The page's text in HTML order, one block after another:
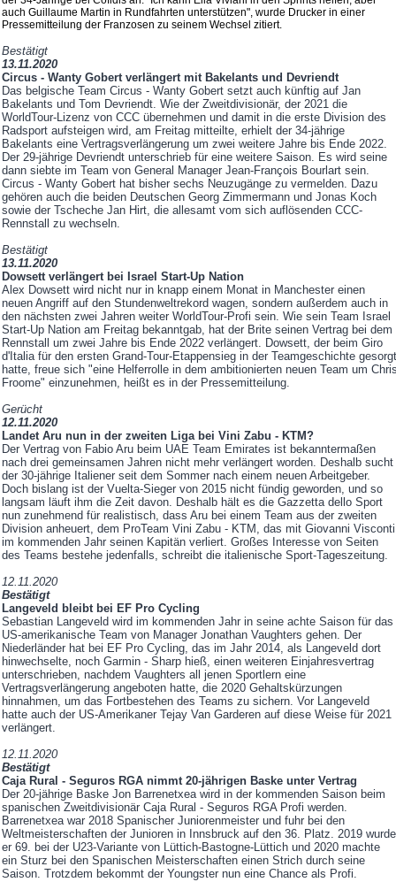
auch Guillaume Martin in Rundfahrten unterstützen", wurde Drucker in einer
Pressemitteilung der Franzosen zu seinem Wechsel zitiert.
Bestätigt
13.11.2020
Circus - Wanty Gobert verlängert mit Bakelants und Devriendt
Das belgische Team Circus - Wanty Gobert setzt auch künftig auf Jan
Bakelants und Tom Devriendt. Wie der Zweitdivisionär, der 2021 die
WorldTour-Lizenz von CCC übernehmen und damit in die erste Division des
Radsport aufsteigen wird, am Freitag mitteilte, erhielt der 34-jährige
Bakelants eine Vertragsverlängerung um zwei weitere Jahre bis Ende 2022.
Der 29-jährige Devriendt unterschrieb für eine weitere Saison. Es wird seine
dann siebte im Team von General Manager Jean-François Bourlart sein.
Circus - Wanty Gobert hat bisher sechs Neuzugänge zu vermelden. Dazu
gehören auch die beiden Deutschen Georg Zimmermann und Jonas Koch
sowie der Tscheche Jan Hirt, die allesamt vom sich auflösenden CCC-
Rennstall zu wechseln.
Bestätigt
13.11.2020
Dowsett verlängert bei Israel Start-Up Nation
Alex Dowsett wird nicht nur in knapp einem Monat in Manchester einen
neuen Angriff auf den Stundenweltrekord wagen, sondern außerdem auch in
den nächsten zwei Jahren weiter WorldTour-Profi sein. Wie sein Team Israel
Start-Up Nation am Freitag bekanntgab, hat der Brite seinen Vertrag bei dem
Rennstall um zwei Jahre bis Ende 2022 verlängert. Dowsett, der beim Giro
d'Italia für den ersten Grand-Tour-Etappensieg in der Teamgeschichte gesorgt
hatte, freue sich "eine Helferrolle in dem ambitionierten neuen Team um
Froome" einzunehmen, heißt es in der Pressemitteilung.
Gerücht
12.11.2020
Landet Aru nun in der zweiten Liga bei Vini Zabu - KTM?
Der Vertrag von Fabio Aru beim UAE Team Emirates ist bekanntermaßen
nach drei gemeinsamen Jahren nicht mehr verlängert worden. Deshalb sucht
der 30-jährige Italiener seit dem Sommer nach einem neuen Arbeitgeber.
Doch bislang ist der Vuelta-Sieger von 2015 nicht fündig geworden, und so
langsam läuft ihm die Zeit davon. Deshalb hält es die Gazzetta dello Sport
nun zunehmend für realistisch, dass Aru bei einem Team aus der zweiten
Division anheuert, dem ProTeam Vini Zabu - KTM, das mit Giovanni Visconti
im kommenden Jahr seinen Kapitän verliert. Großes Interesse von Seiten
des Teams bestehe jedenfalls, schreibt die italienische Sport-Tageszeitung.
12.11.2020
Bestätigt
Langeveld bleibt bei EF Pro Cycling
Sebastian Langeveld wird im kommenden Jahr in seine achte Saison für das
US-amerikanische Team von Manager Jonathan Vaughters gehen. Der
Niederländer hat bei EF Pro Cycling, das im Jahr 2014, als Langeveld dort
hinwechselte, noch Garmin - Sharp hieß, einen weiteren Einjahresvertrag
unterschrieben, nachdem Vaughters all jenen Sportlern eine
Vertragsverlängerung angeboten hatte, die 2020 Gehaltskürzungen
hinnahmen, um das Fortbestehen des Teams zu sichern. Vor Langeveld
hatte auch der US-Amerikaner Tejay Van Garderen auf diese Weise für 2021
verlängert.
12.11.2020
Bestätigt
Caja Rural - Seguros RGA nimmt 20-jährigen Baske unter Vertrag
Der 20-jährige Baske Jon Barrenetxea wird in der kommenden Saison beim
spanischen Zweitdivisionär Caja Rural - Seguros RGA Profi werden.
Barrenetxea war 2018 Spanischer Juniorenmeister und fuhr bei den
Weltmeisterschaften der Junioren in Innsbruck auf den 36. Platz. 2019 wurde
er 69. bei der U23-Variante von Lüttich-Bastogne-Lüttich und 2020 machte
ein Sturz bei den Spanischen Meisterschaften einen Strich durch seine
Saison. Trotzdem bekommt der Youngster nun eine Chance als Profi.